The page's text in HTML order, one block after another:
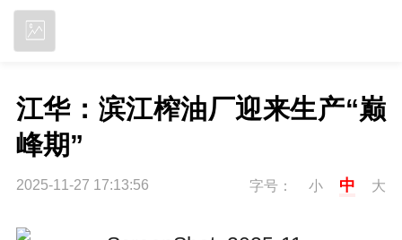
江华：滨江榨油厂迎来生产“巅
峰期”
2025-11-27 17:13:56 字号： 小 中 大